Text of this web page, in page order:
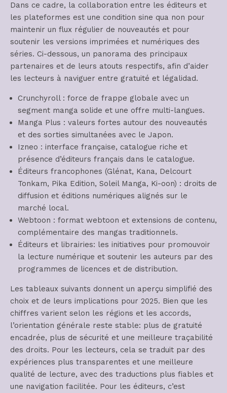
Dans ce cadre, la collaboration entre les éditeurs et
les plateformes est une condition sine qua non pour
maintenir un flux régulier de nouveautés et pour
soutenir les versions imprimées et numériques des
séries. Ci-dessous, un panorama des principaux
partenaires et de leurs atouts respectifs, afin d’aider
les lecteurs à naviguer entre gratuité et légalidad.
Crunchyroll : force de frappe globale avec un
segment manga solide et une offre multi-langues.
Manga Plus : valeurs fortes autour des nouveautés
et des sorties simultanées avec le Japon.
Izneo : interface française, catalogue riche et
présence d’éditeurs français dans le catalogue.
Éditeurs francophones (Glénat, Kana, Delcourt
Tonkam, Pika Edition, Soleil Manga, Ki-oon) : droits de
diffusion et éditions numériques alignés sur le
marché local.
Webtoon : format webtoon et extensions de contenu,
complémentaire des mangas traditionnels.
Éditeurs et librairies: les initiatives pour promouvoir
la lecture numérique et soutenir les auteurs par des
programmes de licences et de distribution.
Les tableaux suivants donnent un aperçu simplifié des
choix et de leurs implications pour 2025. Bien que les
chiffres varient selon les régions et les accords,
l’orientation générale reste stable: plus de gratuité
encadrée, plus de sécurité et une meilleure traçabilité
des droits. Pour les lecteurs, cela se traduit par des
expériences plus transparentes et une meilleure
qualité de lecture, avec des traductions plus fiables et
une navigation facilitée. Pour les éditeurs, c’est